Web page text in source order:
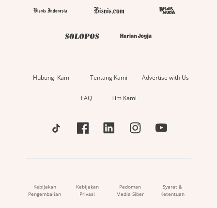
Hubungi Kami Tentang Kami Advertise with Us
FAQ Tim Kami
Kebijakan
Pengembalian
Kebijakan
Privasi
Pedoman
Media Siber
Syarat &
Ketentuan